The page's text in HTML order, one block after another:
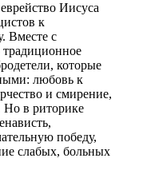
Иисуса
к
Вместе с
которые
любовь к
и смирение,
Но в риторике
победу,
слабых, больных